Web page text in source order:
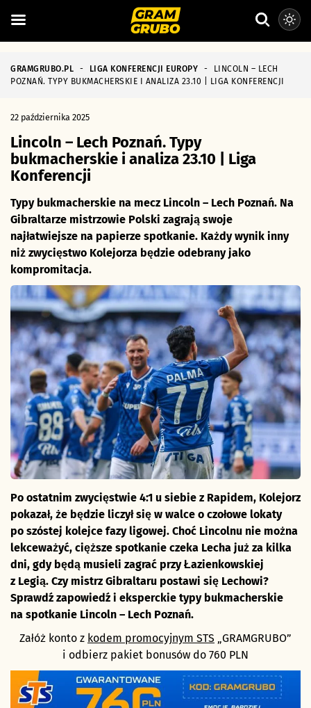
GRAMGRUBO.PL - LIGA KONFERENCJI EUROPY -
LINCOLN – LECH
POZNAŃ. TYPY BUKMACHERSKIE I ANALIZA 23.10 | LIGA KONFERENCJI
22 października 2025
Lincoln – Lech Poznań. Typy
bukmacherskie i analiza 23.10 | Liga
Konferencji
Typy bukmacherskie na mecz Lincoln – Lech Poznań. Na
Gibraltarze mistrzowie Polski zagrają swoje
najłatwiejsze na papierze spotkanie. Każdy wynik inny
niż zwycięstwo Kolejorza będzie odebrany jako
kompromitacja.
Po ostatnim zwycięstwie 4:1 u siebie z Rapidem, Kolejorz
pokazał, że będzie liczył się w walce o czołowe lokaty
po szóstej kolejce fazy ligowej. Choć Lincolnu nie można
lekceważyć, cięższe spotkanie czeka Lecha już za kilka
dni, gdy będą musieli zagrać przy Łazienkowskiej
z Legią. Czy mistrz Gibraltaru postawi się Lechowi?
Sprawdź zapowiedź i eksperckie typy bukmacherskie
na spotkanie Lincoln – Lech Poznań.
Załóż konto z kodem promocyjnym STS „GRAMGRUBO”
i odbierz pakiet bonusów do 760 PLN